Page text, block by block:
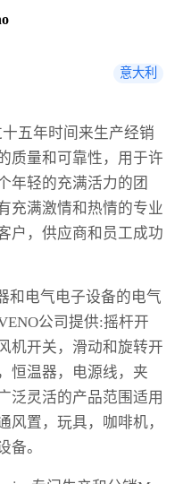
意大利
十五年时间来生产经销
质量和可靠性，用于许
年轻的充满活力的团
充满激情和热情的专业
户，供应商和员工成功
和电气电子设备的电气
公司提供:摇杆开
机开关，滑动和旋转开
恒温器，电源线，夹
泛灵活的产品范围适用
风置，玩具，咖啡机，
备。